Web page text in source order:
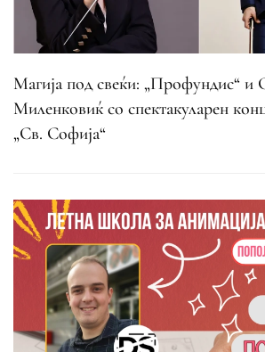
Магија под свеќи: „Профундис“ и
Миленковиќ со спектакуларен
„Св. Софија“